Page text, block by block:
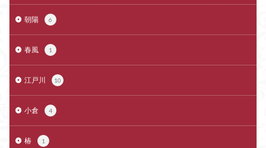
朝陽 6
春風 1
江戸川 10
小倉 4
椿 1